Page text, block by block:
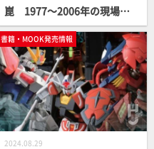
崑 1977～2006年の現場」
【自伝】
書籍・MOOK発売情報
2024.08.29